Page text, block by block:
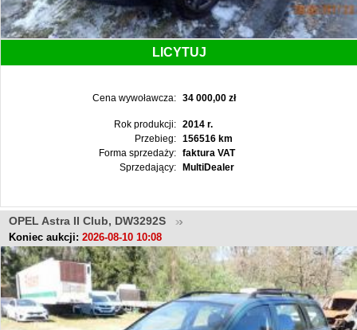
LICYTUJ
Cena wywoławcza: 34 000,00 zł
Rok produkcji:
2014 r.
Przebieg:
156516 km
Forma sprzedaży:
faktura VAT
Sprzedający:
MultiDealer
OPEL Astra II Club, DW3292S
Koniec aukcji: 2026-08-10 10:08